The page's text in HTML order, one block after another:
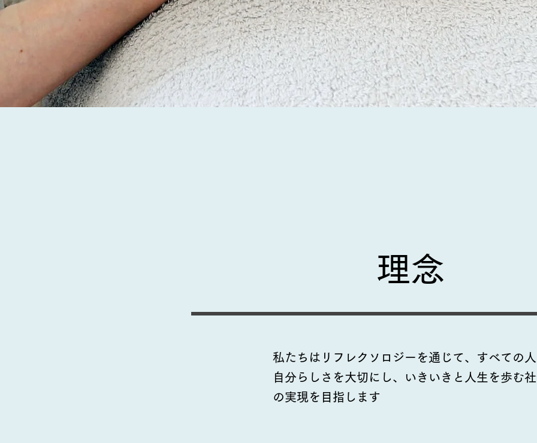
​理念
私たちはリフレクソロジーを通じて、すべての
自分らしさを大切にし、いきいきと人生を歩む
の実現を目指します